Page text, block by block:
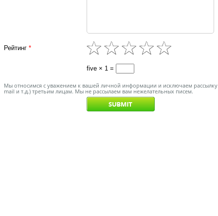
Рейтинг *
five × 1 =
Мы относимся с уважением к вашей личной информации и исключаем
mail и т.д.) третьим лицам. Мы не рассылаем вам нежелательных писем.